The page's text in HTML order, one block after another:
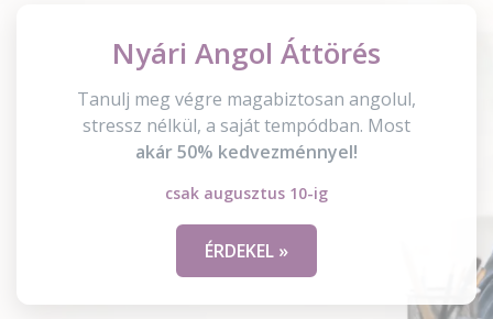
Nyári Angol Áttörés
Tanulj meg végre magabiztosan angolul,
stressz nélkül, a saját tempódban. Most
akár 50% kedvezménnyel!
csak augusztus 10-ig
ÉRDEKEL »